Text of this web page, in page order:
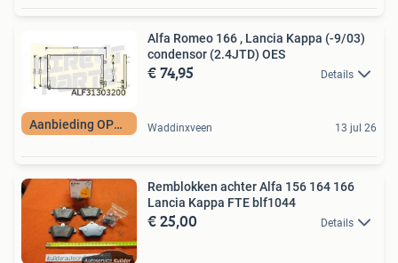
Aanbieding OP=OP
Alfa Romeo 166 , Lancia Kappa (-9/03)
condensor (2.4JTD) OES
€ 74,95 Details
Waddinxveen 13 jul 26
Remblokken achter Alfa 156 164 166
Lancia Kappa FTE blf1044
€ 25,00 Details